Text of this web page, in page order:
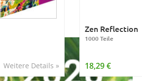
Weitere Details »
Zen Reflection
1000 Teile
18,29 €